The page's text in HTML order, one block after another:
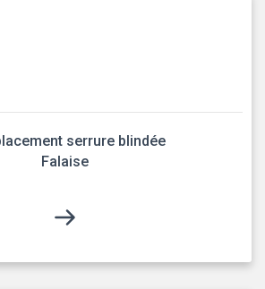
serrure blindée
Falaise